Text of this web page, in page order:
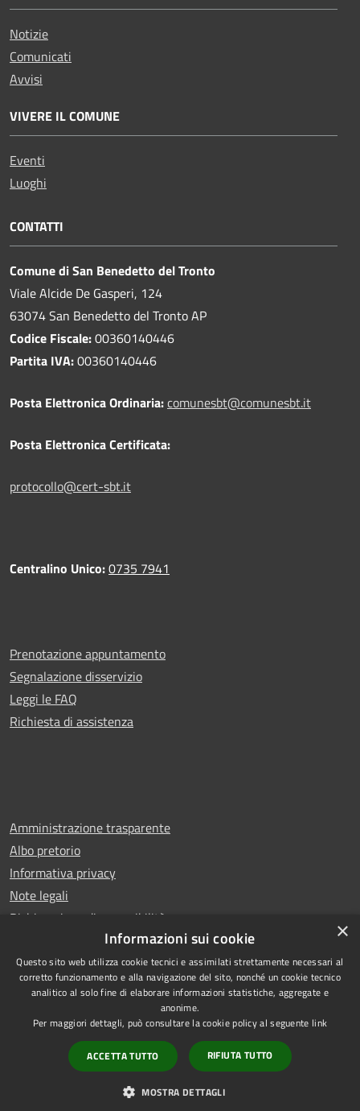
Notizie
Comunicati
Avvisi
VIVERE IL COMUNE
Eventi
Luoghi
CONTATTI
Comune di San Benedetto del Tronto
Viale Alcide De Gasperi, 124
63074 San Benedetto del Tronto AP
Codice Fiscale:00360140446
Partita IVA:00360140446
Posta Elettronica Ordinaria:comunesbt@comunesbt.it
Posta Elettronica Certificata:
protocollo@cert-sbt.it
Centralino Unico:0735 7941
Prenotazione appuntamento
Segnalazione disservizio
Leggi le FAQ
Richiesta di assistenza
Amministrazione trasparente
Albo pretorio
Informativa privacy
Note legali
Dichiarazione di accessibilità
RSS
Accessibilità
Copyright © 2025 Comune di
San Benedetto del Tronto
Powered byMunicipium
Accesso redazione
×
Informazioni sui cookie
Questo sito web utilizza cookie tecnici e assimilati strettamente necessari al
corretto funzionamento e alla navigazione del sito, nonché un cookie tecnico
analitico al solo fine di elaborare informazioni statistiche, aggregate e
anonime.
Per maggiori dettagli, può consultare la cookie policy al seguente link
ACCETTA TUTTO RIFIUTA TUTTO
MOSTRA DETTAGLI